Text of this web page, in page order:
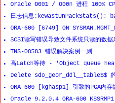
Oracle O001 / O00n 进程 100%
日志信息:kewastUnPackStats():
ORA-600 [6749] ON
SCSI读写错误导致文件系统只读的数据
TNS-00583 错误解决案例一则
高Latch等待 - 'Object queue
Delete sdo_geor_ddl__table$$ 的
ORA-600 [kghasp1] 引致的PGA内存
Oracle 9.2.0.4 ORA-600 KSSRMP1